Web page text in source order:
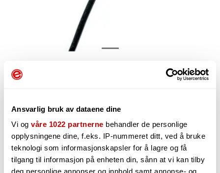
Ansvarlig bruk av dataene dine
Vi og våre 1022 partnerne behandler de personlige
opplysningene dine, f.eks. IP-nummeret ditt, ved å bruke
teknologi som informasjonskapsler for å lagre og få
tilgang til informasjon på enheten din, sånn at vi kan tilby
deg personlige annonser og innhold samt annonse- og
- +